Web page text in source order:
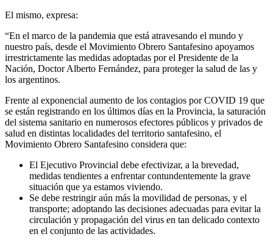
El mismo, expresa:
“En el marco de la pandemia que está atravesando el mundo y
nuestro país, desde el Movimiento Obrero Santafesino apoyamos
irrestrictamente las medidas adoptadas por el Presidente de la
Nación, Doctor Alberto Fernández, para proteger la salud de las y
los argentinos.
Frente al exponencial aumento de los contagios por COVID 19 que
se están registrando en los últimos días en la Provincia, la saturación
del sistema sanitario en numerosos efectores públicos y privados de
salud en distintas localidades del territorio santafesino, el
Movimiento Obrero Santafesino considera que:
El Ejecutivo Provincial debe efectivizar, a la brevedad,
medidas tendientes a enfrentar contundentemente la grave
situación que ya estamos viviendo.
Se debe restringir aún más la movilidad de personas, y el
transporte; adoptando las decisiones adecuadas para evitar la
circulación y propagación del virus en tan delicado contexto
en el conjunto de las actividades.